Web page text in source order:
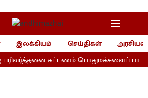
இலக்கியம் செய்திகள்
அரசியல்
பரிவர்த்தனை கட்டணம் பொதுமக்களைப்